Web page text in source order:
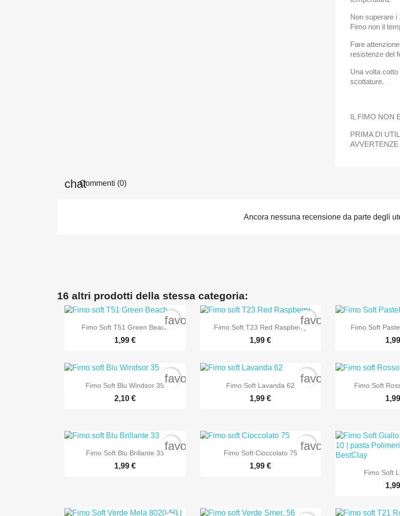
Non superare i
Fimo non il
Fare
resistenze del
Una volta
scottature.
IL FIMO NON
PRIMA DI
AVVERTENZE
Commenti (0)
Ancora nessuna recensione da parte degli
16 altri prodotti della stessa categoria:
 Anteprima
Fimo Soft T51 Green Beach
1,99 €
favorite_border  Anteprima
Fimo Soft T23 Red Raspberry
1,99 €
favorite_border 
Fimo Soft
 Anteprima
Fimo Soft Blu Windsor 35
2,10 €
favorite_border  Anteprima
Fimo Soft Lavanda 62
1,99 €
favorite_border 
Fimo Soft
 Anteprima
Fimo Soft Blu Brillante 33
1,99 €
favorite_border  Anteprima
Fimo Soft Cioccolato 75
1,99 €
favorite_border

Fimo Soft